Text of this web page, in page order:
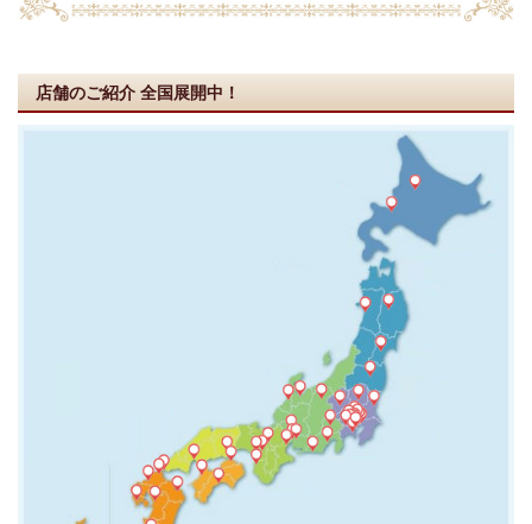
店舗のご紹介 全国展開中！